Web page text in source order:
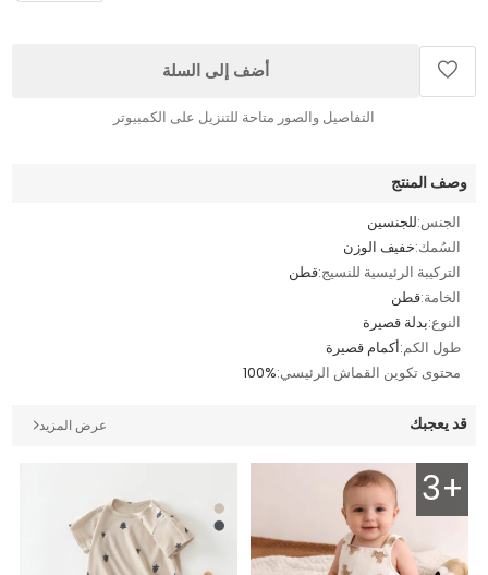
أضف إلى السلة
التفاصيل والصور متاحة للتنزيل على الكمبيوتر
وصف المنتج
الجنس:للجنسين
السُمك:خفيف الوزن
التركيبة الرئيسية للنسيج:قطن
الخامة:قطن
النوع:بدلة قصيرة
طول الكم:أكمام قصيرة
محتوى تكوين القماش الرئيسي:100%
قد يعجبك عرض المزيد
3+